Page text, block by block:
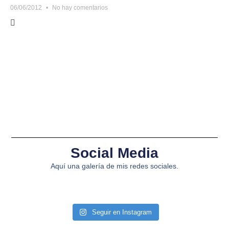
06/06/2012 No hay comentarios
Social Media
Aquí una galería de mis redes sociales.
Seguir en Instagram